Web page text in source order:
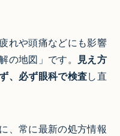
れや頭痛などにも影響
の地図」です。
見え方
、必ず眼科で検査し直
、常に最新の処方情報